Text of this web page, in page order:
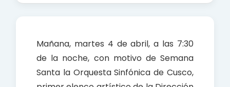
b
o
k
p
p
e
Mañana, martes 4 de abril, a las 7:30
de la noche, con motivo de Semana
Santa la Orquesta Sinfónica de Cusco,